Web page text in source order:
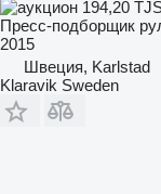
194,20
Пресс-подборщик
2015
Швеция, Karlstad
Klaravik Sweden